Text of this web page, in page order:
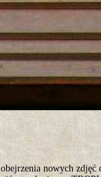
nowych